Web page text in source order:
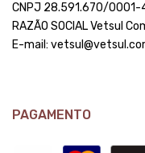
CNPJ 28.591.670/0001-
RAZÃO SOCIAL Vetsul
E-mail:
PAGAMENTO